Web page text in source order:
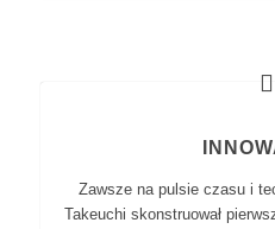
Zawsze na pulsie czasu i
Takeuchi skonstruował